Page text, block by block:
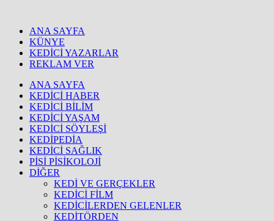
ANA SAYFA
KÜNYE
KEDİCİ YAZARLAR
REKLAM VER
ANA SAYFA
KEDİCİ HABER
KEDİCİ BİLİM
KEDİCİ YAŞAM
KEDİCİ SÖYLEŞİ
KEDİPEDİA
KEDİCİ SAĞLIK
PİSİ PİSİKOLOJİ
DİĞER
KEDİ VE GERÇEKLER
KEDİCİ FİLM
KEDİCİLERDEN GELENLER
KEDİTÖRDEN